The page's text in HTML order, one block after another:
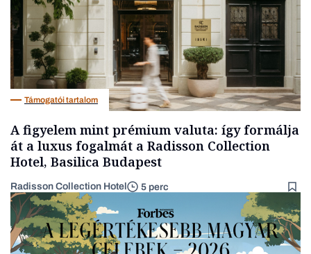
Támogatói tartalom
A figyelem mint prémium valuta: így formálja
át a luxus fogalmát a Radisson Collection
Hotel, Basilica Budapest
Radisson Collection Hotel 5 perc